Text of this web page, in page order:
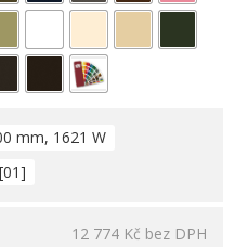
mm, 1621 W
12 774 Kč bez DPH